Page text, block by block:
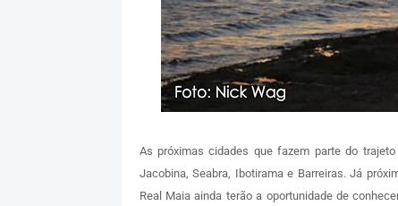
As próximas cidades que fazem parte do
Jacobina, Seabra, Ibotirama e Barreiras. Já
Real Maia ainda terão a oportunidade de